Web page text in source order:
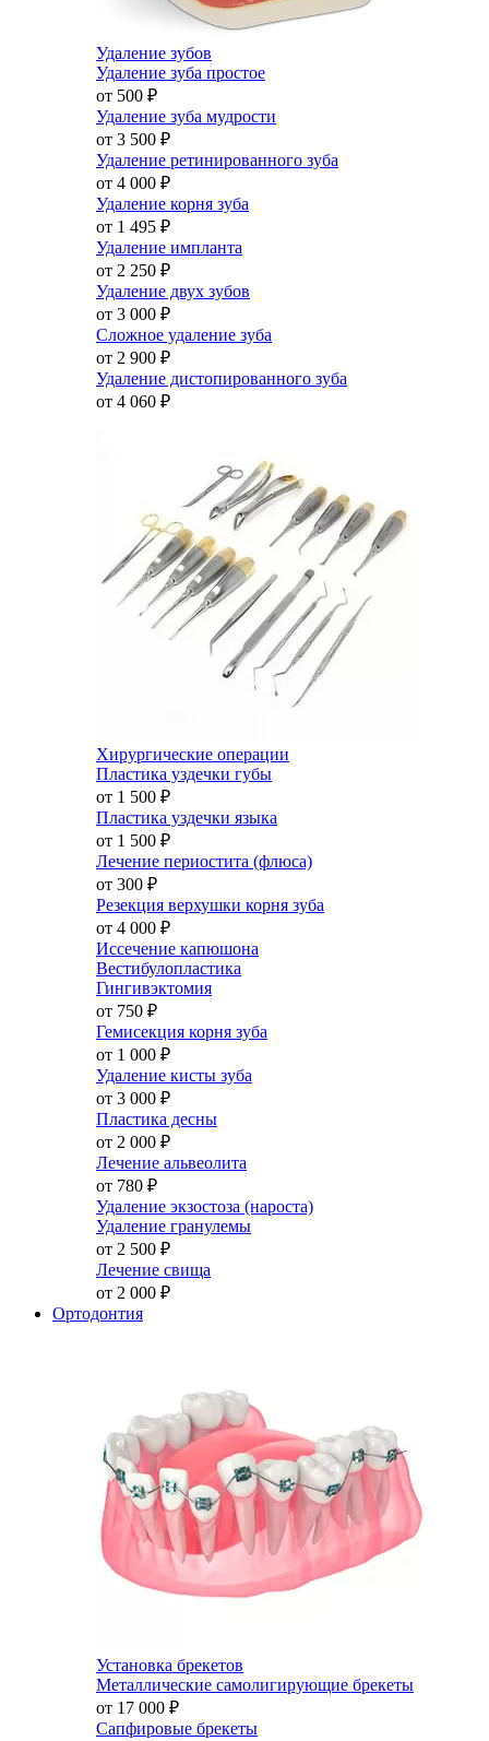
Удаление зубов
Удаление зуба простое
от 500 ₽
Удаление зуба мудрости
от 3 500 ₽
Удаление ретинированного зуба
от 4 000 ₽
Удаление корня зуба
от 1 495 ₽
Удаление импланта
от 2 250 ₽
Удаление двух зубов
от 3 000 ₽
Сложное удаление зуба
от 2 900 ₽
Удаление дистопированного зуба
от 4 060 ₽
Хирургические операции
Пластика уздечки губы
от 1 500 ₽
Пластика уздечки языка
от 1 500 ₽
Лечение периостита (флюса)
от 300 ₽
Резекция верхушки корня зуба
от 4 000 ₽
Иссечение капюшона
Вестибулопластика
Гингивэктомия
от 750 ₽
Гемисекция корня зуба
от 1 000 ₽
Удаление кисты зуба
от 3 000 ₽
Пластика десны
от 2 000 ₽
Лечение альвеолита
от 780 ₽
Удаление экзостоза (нароста)
Удаление гранулемы
от 2 500 ₽
Лечение свища
от 2 000 ₽
Ортодонтия
Установка брекетов
Металлические самолигирующие брекеты
от 17 000 ₽
Сапфировые брекеты